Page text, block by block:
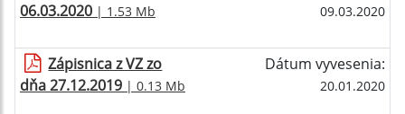
06.03.2020 | 1.53 Mb 09.03.2020
Zápisnica z VZ zo
dňa 27.12.2019 | 0.13 Mb
Dátum vyvesenia:
20.01.2020